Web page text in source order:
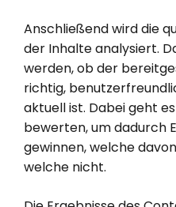
Anschließend wird die
der Inhalte analysiert.
werden, ob der
richtig,
aktuell ist. Dabei geht
bewerten, um dadurch
gewinnen, welche
welche nicht.